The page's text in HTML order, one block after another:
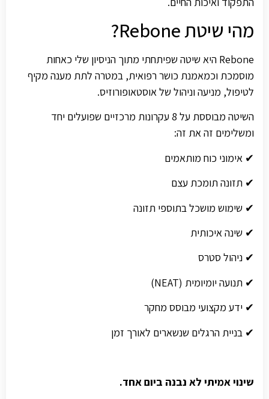
מהי שיטת Rebone?
Rebone היא שיטה שפיתחתי מתוך הניסיון שלי כאחות
מוסמכת וכמאמנת כושר רפואית, במטרה לתת מענה מקיף
לטיפול, מניעה וניהול של אוסטאופורוזיס.
השיטה מבוססת על 8 עקרונות מרכזיים שפועלים יחד
ומשלימים זה את זה:
✔ אימוני כוח מותאמים
✔ תזונה תומכת עצם
✔ שימוש מושכל בתוספי תזונה
✔ שינה איכותית
✔ ניהול סטרס
✔ תנועה יומיומית (NEAT)
✔ ידע מקצועי מבוסס מחקר
✔ בניית הרגלים שנשארים לאורך זמן
שינוי אמיתי לא נבנה ביום אחד.